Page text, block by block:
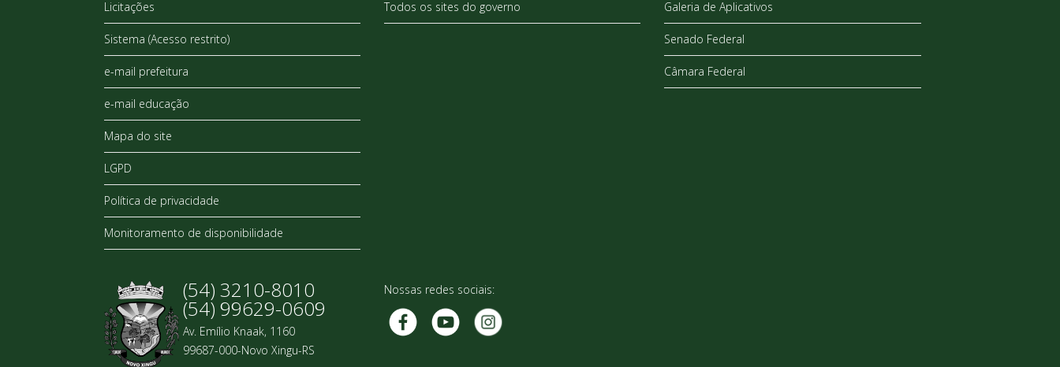
Licitações
Sistema (Acesso restrito)
e-mail prefeitura
e-mail educação
Mapa do site
LGPD
Política de privacidade
Monitoramento de disponibilidade
Todos os sites do governo Galeria de Aplicativos
Senado Federal
Câmara Federal
(54) 3210-8010
(54) 99629-0609
Av. Emílio Knaak, 1160
99687-000-Novo Xingu-RS
Nossas redes sociais: